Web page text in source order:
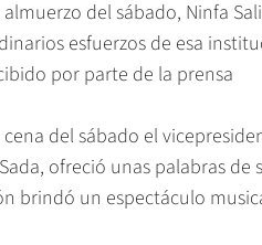
almuerzo del sábado, Ninfa
esfuerzos de esa
por parte de la prensa
cena del sábado el
ofreció unas palabras
brindó un espectáculo